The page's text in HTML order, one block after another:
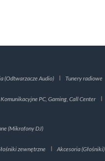
(Odtwarzacze Audio) Tunery radiowe
Komunikacyjne PC, Gaming, Call Center
(Mikrofony DJ)
zewnętrzne Akcesoria (Głośniki)